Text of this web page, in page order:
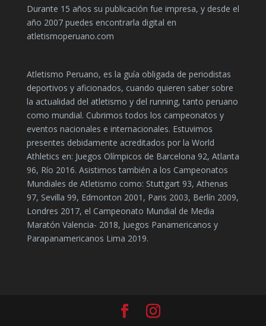
Durante 15 años su publicación fue impresa, y desde el
año 2007 puedes encontrarla digital en
atletismoperuano.com
Atletismo Peruano, es la guía obligada de periodistas
deportivos y aficionados, cuando quieren saber sobre
la actualidad del atletismo y del running, tanto peruano
como mundial. Cubrimos todos los campeonatos y
eventos nacionales e internacionales. Estuvimos
presentes debidamente acreditados por la World
Athletics en: Juegos Olímpicos de Barcelona 92, Atlanta
96, Río 2016. Asistimos también a los Campeonatos
Mundiales de Atletismo como: Stuttgart 93, Athenas
97, Sevilla 99, Edmonton 2001, Paris 2003, Berlín 2009,
Londres 2017, el Campeonato Mundial de Media
Maratón Valencia- 2018, Juegos Panamericanos y
Parapanamericanos Lima 2019.